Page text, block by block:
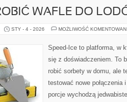
WAFLE DO
STY - 4 - 2026 MOŻLIWOŚĆ
Speed-Ice to platforma, w
się z doświadczeniem. To
robić sorbety w domu, ale
testować nowe połączenia
porcje wychodzą